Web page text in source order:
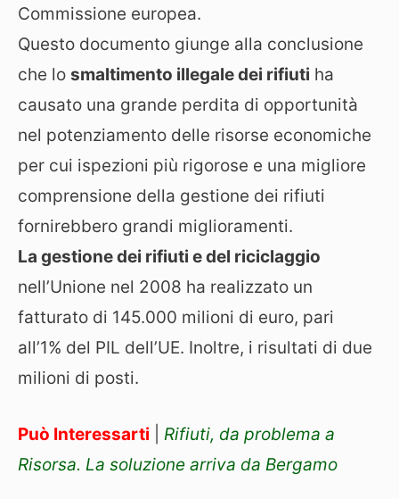
Commissione europea.
Questo documento giunge alla conclusione
che lo smaltimento illegale dei rifiuti ha
causato una grande perdita di opportunità
nel potenziamento delle risorse economiche
per cui ispezioni più rigorose e una migliore
comprensione della gestione dei rifiuti
fornirebbero grandi miglioramenti.
La gestione dei rifiuti e del riciclaggio
nell’Unione nel 2008 ha realizzato un
fatturato di 145.000 milioni di euro, pari
all’1% del PIL dell’UE. Inoltre, i risultati di due
milioni di posti.
Può Interessarti
Rifiuti, da problema a
Risorsa. La soluzione arriva da Bergamo